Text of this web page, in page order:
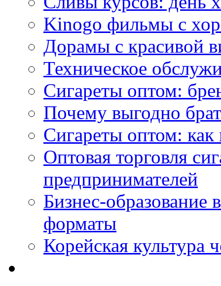
Kinogo фильмы с
Дорамы с красивой
Техническое
Сигареты оптом:
Почему выгодно
Сигареты оптом: как
Оптовая торговля
предпринимателей
Бизнес-образование
форматы
Корейская культура